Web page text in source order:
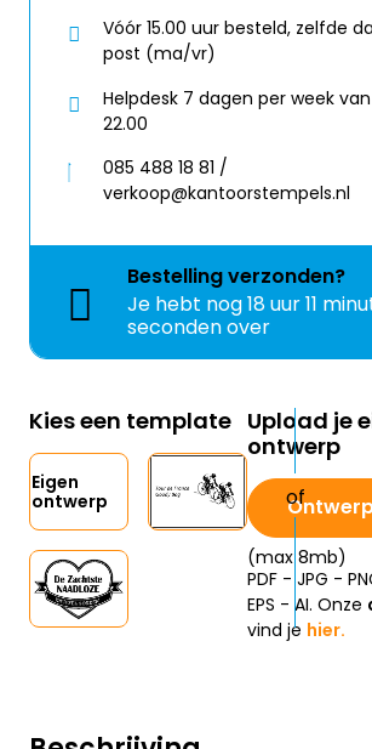
Vóór 15.00 uur besteld, zelfde
post (ma/vr)
Helpdesk 7 dagen per week
22.00
085 488 18 81 /
verkoop@kantoorstempels.nl
Bestellingverzonden?
Je hebt nog18 uur 11
seconden over
Kies een template
Eigen
ontwerp
Upload je
ontwerp
(max 8mb)
PDF - JPG -
EPS - AI. Onze
vind je hier.